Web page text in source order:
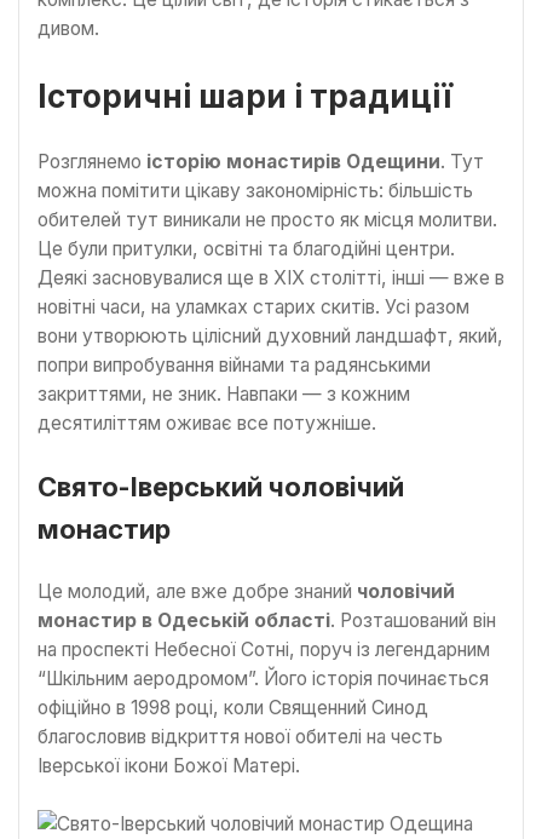
дивом.
Історичні шари і традиції
Розглянемо історію монастирів Одещини. Тут
можна помітити цікаву закономірність: більшість
обителей тут виникали не просто як місця молитви.
Це були притулки, освітні та благодійні центри.
Деякі засновувалися ще в XIX столітті, інші — вже в
новітні часи, на уламках старих скитів. Усі разом
вони утворюють цілісний духовний ландшафт, який,
попри випробування війнами та радянськими
закриттями, не зник. Навпаки — з кожним
десятиліттям оживає все потужніше.
Свято-Іверський чоловічий
монастир
Це молодий, але вже добре знаний чоловічий
монастир в Одеській області. Розташований він
на проспекті Небесної Сотні, поруч із легендарним
“Шкільним аеродромом”. Його історія починається
офіційно в 1998 році, коли Священний Синод
благословив відкриття нової обителі на честь
Іверської ікони Божої Матері.